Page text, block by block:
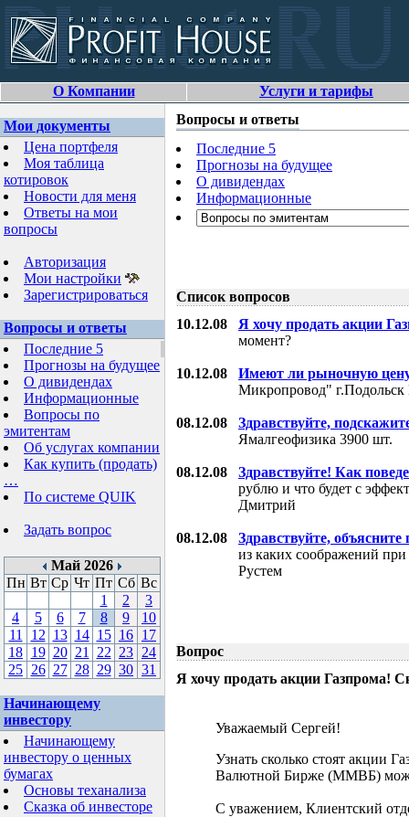
О Компании Услуги и тарифы
Мои документы
Цена портфеля
Моя таблица
котировок
Новости для меня
Ответы на мои
вопросы
Авторизация
Мои настройки
Зарегистрироваться
Вопросы и ответы
Последние 5
Прогнозы на будущее
О дивидендах
Информационные
Вопросы по
эмитентам
Об услугах компании
Как купить (продать)
…
По системе QUIK
Задать вопрос
Май 2026
Пн Вт Ср Чт Пт Сб Вс
1
2
3
4
5 6 7 8 9
10
11
12 13 14 15 16 17
18 19 20 21 22 23 24
25 26 27 28 29 30 31
Начинающему
инвестору
Начинающему
инвестору о ценных
бумагах
Основы теханализа
Сказка об инвесторе
Вопросы и ответы
Последние 5
Прогнозы на будущее
О дивидендах
Информационные
Список вопросов
10.12.08 Я хочу продать акции
момент?
10.12.08
Имеют ли рыночную
Микропровод"
08.12.08
Здравствуйте,
Ямалгеофизика 3900 шт.
08.12.08
Здравствуйте! Как
рублю и что будет с
Дмитрий
08.12.08
Здравствуйте, объясните
из каких соображений
Рустем
Вопрос
Я хочу продать акции Газпрома!
Уважаемый Сергей!
Узнать сколько стоят акции
Валютной Бирже (ММВБ)
С уважением, Клиентский